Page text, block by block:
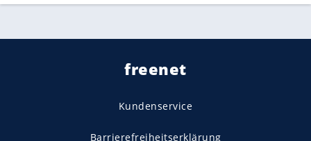
freenet
Kundenservice
Barrierefreiheitserklärung